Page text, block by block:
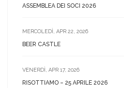
ASSEMBLEA DEI SOCI 2026
MERCOLEDÌ, APR 22, 2026
BEER CASTLE
VENERDÌ, APR 17, 2026
RISOTTIAMO – 25 APRILE 2026